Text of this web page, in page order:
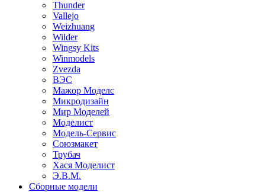
Thunder
Vallejo
Weizhuang
Wilder
Wingsy Kits
Winmodels
Zvezda
ВЭС
Мажор Моделс
Микродизайн
Мир Моделей
Моделист
Модель-Сервис
Союзмакет
Трубач
Хася Моделист
Э.В.М.
Сборные модели